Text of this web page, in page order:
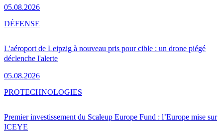
05.08.2026
L'aéroport de Leipzig à nouveau pris pour cible : un drone piégé
déclenche l'alerte
05.08.2026
DÉFENSE
Premier investissement du Scaleup Europe Fund : l’Europe mise sur
ICEYE
PROTECHNOLOGIES